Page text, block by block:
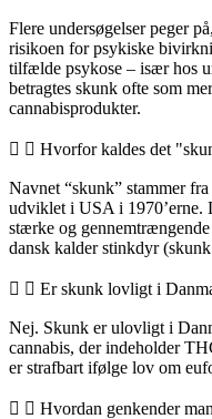
Flere undersøgelser peger
risikoen for psykiske
tilfælde psykose – især hos
betragtes skunk ofte som
cannabisprodukter.
Hvorfor kaldes det
Navnet “skunk” stammer
udviklet i USA i 1970’erne.
stærke og
dansk kalder stinkdyr
Er skunk lovligt i
Nej. Skunk er ulovligt i
cannabis, der indeholder
er strafbart ifølge lov om
Hvordan genkender